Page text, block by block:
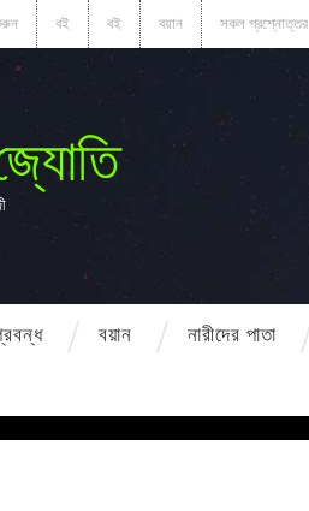
বই বই বয়ান সকল প্রশ্নোত্তর
বয়ান নারীদের পাতা